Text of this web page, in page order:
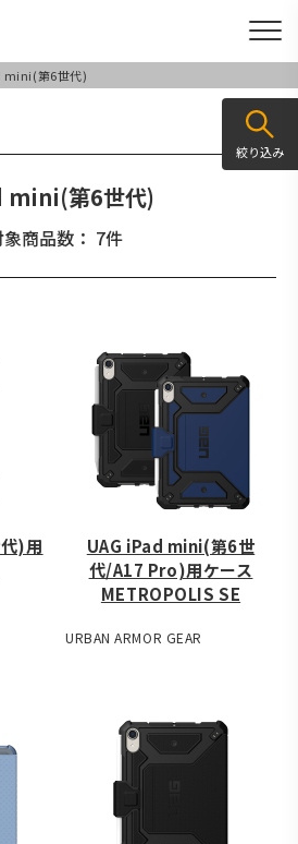
mini(第6世代)
mini(第6世代)
商品数： 7件
)用
UAG iPad mini(第6世
代/A17 Pro)用ケース
METROPOLIS SE
URBAN ARMOR GEAR
絞り込み